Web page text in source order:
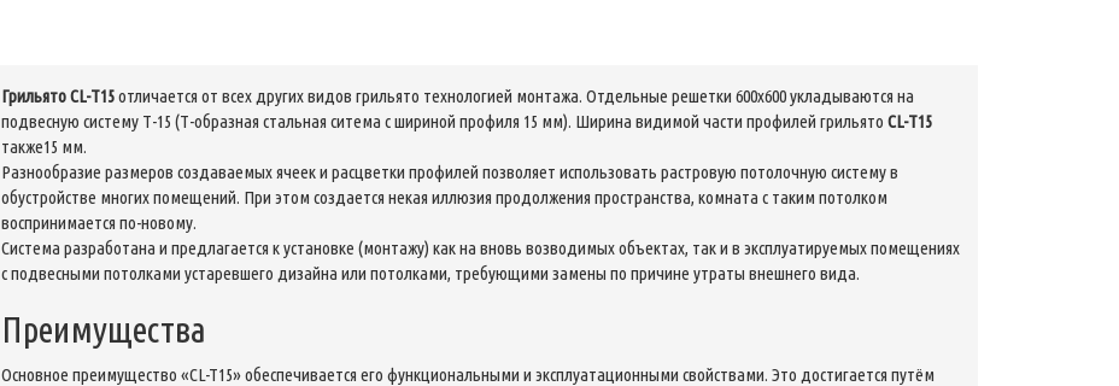
Грильято CL-Т15отличается от всех других видов грильято технологией монтажа. Отдельные решетки 600х600 укладываются на
подвесную систему Т-15 (Т-образная стальная ситема с шириной профиля 15 мм). Ширина видимой части профилей грильято CL-Т15
также15 мм.
Разнообразие размеров создаваемых ячеек и расцветки профилей позволяет использовать растровую потолочную систему в
обустройстве многих помещений. При этом создается некая иллюзия продолжения пространства, комната с таким потолком
воспринимается по-новому.
Система разработана и предлагается к установке (монтажу) как на вновь возводимых объектах, так и в эксплуатируемых помещениях
с подвесными потолками устаревшего дизайна или потолками, требующими замены по причине утраты внешнего вида.
Преимущества
Основное преимущество «CL-T15» обеспечивается его функциональными и эксплуатационными свойствами. Это достигается путём